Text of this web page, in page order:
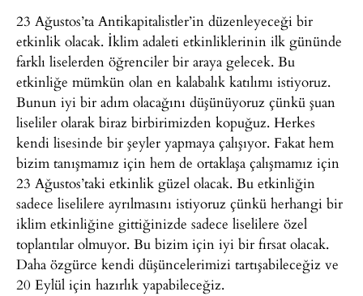
23 Ağustos’ta Antikapitalistler’in düzenleyeceği bir
etkinlik olacak. İklim adaleti etkinliklerinin ilk gününde
farklı liselerden öğrenciler bir araya gelecek. Bu
etkinliğe mümkün olan en kalabalık katılımı istiyoruz.
Bunun iyi bir adım olacağını düşünüyoruz çünkü şuan
liseliler olarak biraz birbirimizden kopuğuz. Herkes
kendi lisesinde bir şeyler yapmaya çalışıyor. Fakat hem
bizim tanışmamız için hem de ortaklaşa çalışmamız için
23 Ağustos’taki etkinlik güzel olacak. Bu etkinliğin
sadece liselilere ayrılmasını istiyoruz çünkü herhangi bir
iklim etkinliğine gittiğinizde sadece liselilere özel
toplantılar olmuyor. Bu bizim için iyi bir fırsat olacak.
Daha özgürce kendi düşüncelerimizi tartışabileceğiz ve
20 Eylül için hazırlık yapabileceğiz.